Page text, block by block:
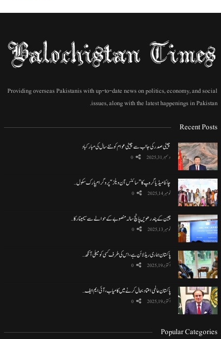
Providing overseas Pakistanis with up-to-date news on politics, economy, and social
issues, along with the latest happenings in Pakistan.
Recent Posts
چینی صدر کی جانب سے چینی عوام کو نئے سال کی مبارکباد
دسمبر 31, 2025 0
چائنا میڈیا گروپ کا ”سائنس آن ویلز“ پروگرام پارک سکول…
نومبر 14, 2025 0
چین کے پندرھویں پانچ سالہ منصوبے کے حوالے سے سیمینار کا…
نومبر 13, 2025 0
پاکستان ہماری ریڈ لائن ہے، اس کی طرف کسی کو میلی آنکھ…
اکتوبر 19, 2025 0
پاکستان عالمی اعتماد بحال کرنے میں کامیاب، آئی ایم ایف…
اکتوبر 19, 2025 0
Popular Categories